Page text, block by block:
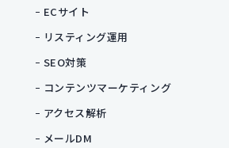
ECサイト
リスティング運用
SEO対策
コンテンツマーケティング
アクセス解析
メールDM